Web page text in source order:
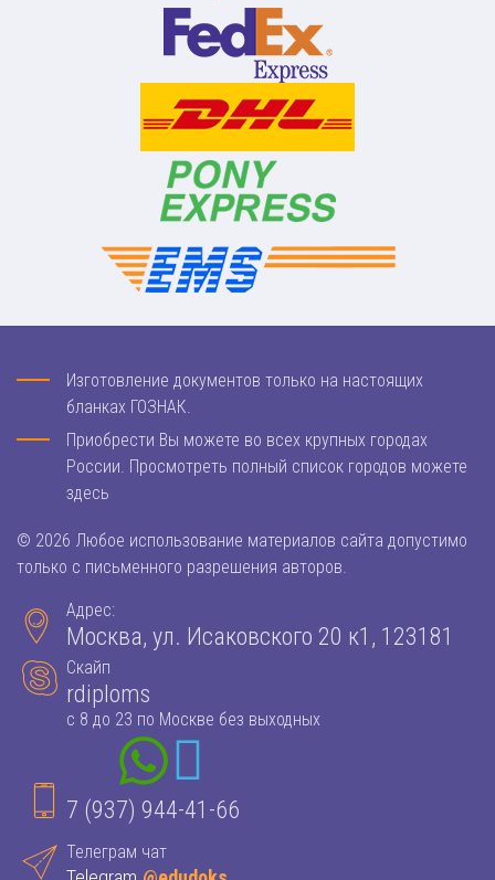
Изготовление документов только на настоящих
бланках ГОЗНАК.
Приобрести Вы можете во всех крупных городах
России. Просмотреть полный список городов можете
здесь
© 2026 Любое использование материалов сайта допустимо
только с письменного разрешения авторов.
Адрес:
Москва, ул. Исаковского 20 к1, 123181
Скайп
rdiploms
с 8 до 23 по Москве без выходных
7 (937) 944-41-66
Телеграм чат